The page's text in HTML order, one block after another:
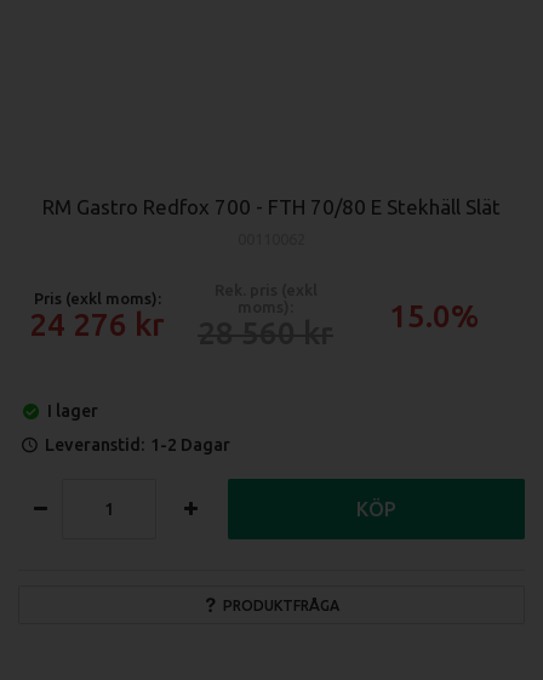
RM Gastro Redfox 700 - FTH 70/80 E Stekhäll Slät
Pris (exkl moms):
24 276 15.0%
I lager
Leveranstid: 1-2 Dagar
PRODUKTFRÅGA
KÖP